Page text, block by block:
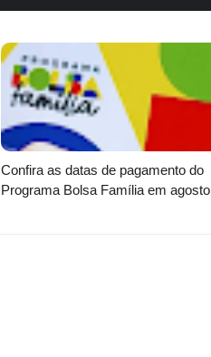
Confira as datas de pagamento do
Programa Bolsa Família em agosto